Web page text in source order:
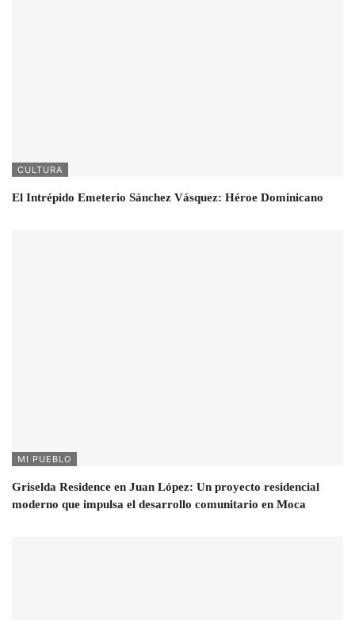
CULTURA
El Intrépido Emeterio Sánchez Vásquez: Héroe Dominicano
MI PUEBLO
Griselda Residence en Juan López: Un proyecto residencial
moderno que impulsa el desarrollo comunitario en Moca